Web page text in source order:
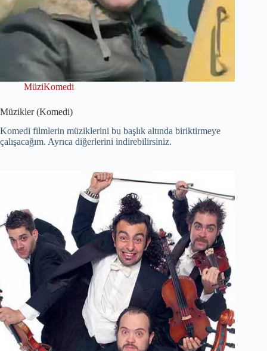
MüziKomedi
Müzikler (Komedi)
Komedi filmlerin müziklerini bu başlık altında biriktirmeye
çalışacağım. Ayrıca diğerlerini indirebilirsiniz.